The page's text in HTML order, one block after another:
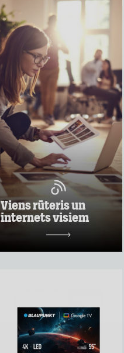
Viens rūteris un
internets visiem
Viens rūteris un
internets visiem
Lieto rūteri visur,
kur rozete!
noformē
pieteikumu tepat
atvedīsim bez
maksas
ņem rūteri līdzi un
lieto internetu
visur
Pārbaudi, kas
vislabāk der tavā
adresē un noformē
darījumu!
Uzzināt vairāk
10,98 €/mēn.